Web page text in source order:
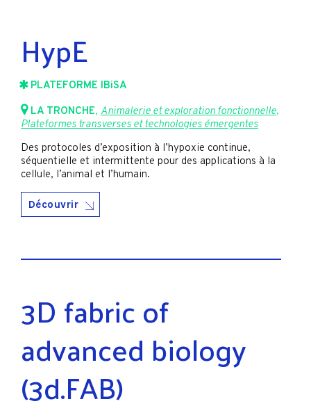
HypE
PLATEFORME IBiSA
LA TRONCHE, Animalerie et exploration fonctionnelle,
Plateformes transverses et technologies émergentes
Des protocoles d’exposition à l’hypoxie continue,
séquentielle et intermittente pour des applications à la
cellule, l’animal et l’humain.
Découvrir
3D fabric of
advanced biology
(3d.FAB)